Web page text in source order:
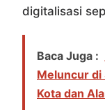
digitalisasi
Baca Juga :
Meluncur di
Kota dan